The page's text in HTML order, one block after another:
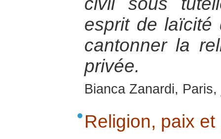
esprit de laïcité
cantonner la
privée.
Bianca Zanardi,
Religion, paix